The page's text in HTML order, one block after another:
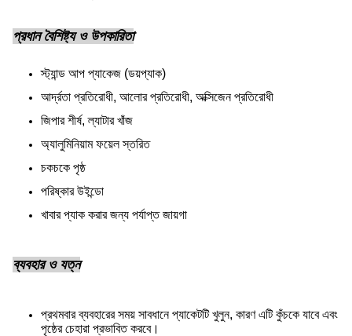
প্রধান বৈশিষ্ট্য ও উপকারিতা
স্ট্যান্ড আপ প্যাকেজ (ডয়প্যাক)
আর্দ্রতা প্রতিরোধী, আলোর প্রতিরোধী, অক্সিজেন প্রতিরোধী
জিপার শীর্ষ, ল্যাটার খাঁজ
অ্যালুমিনিয়াম ফয়েল স্তরিত
চকচকে পৃষ্ঠ
পরিষ্কার উইন্ডো
খাবার প্যাক করার জন্য পর্যাপ্ত জায়গা
ব্যবহার ও যত্ন
প্রথমবার ব্যবহারের সময় সাবধানে প্যাকেটটি খুলুন, কারণ এটি কুঁচকে যাবে এবং
পৃষ্ঠের চেহারা প্রভাবিত করবে।